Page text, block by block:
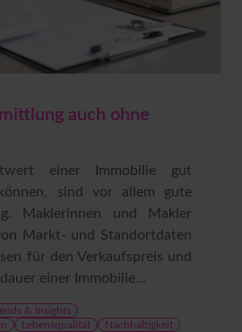
auch ohne
einer Immobilie gut
sind vor allem gute
Maklerinnen und Makler
Markt- und Standortdaten
für den Verkaufspreis und
einer Immobilie...
& Insights
Lebensqualität
Nachhaltigkeit